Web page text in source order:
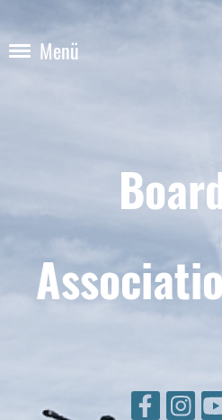
Menü